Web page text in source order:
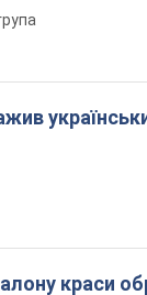
краси